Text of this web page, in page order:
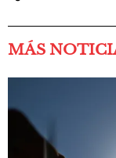
MÁS